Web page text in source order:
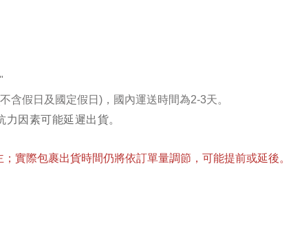
含假日及國定假日)，國內運送時間為2-3天。
力因素可能延遲出貨。
實際包裹出貨時間仍將依訂單量調節，可能提前或延後。